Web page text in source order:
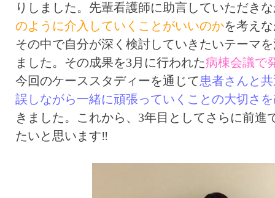
りしました。先輩看護師に助言していただき
のように介入していくことがいいのかを考え
その中で自分が深く検討していきたいテーマ
ました。その成果を3月に行われた病棟会議で
今回のケーススタディーを通じて患者さんと
誤しながら一緒に頑張っていくことの大切さ
きました。これから、3年目としてさらに前進
たいと思います‼︎